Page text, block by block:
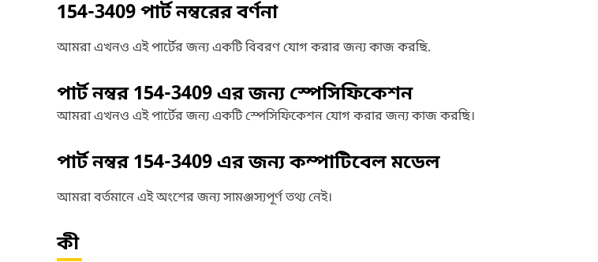
154-3409পার্ট নম্বরের বর্ণনা
আমরা এখনও এই পার্টের জন্য একটি বিবরণ যোগ করার জন্য কাজ করছি.
পার্ট নম্বর154-3409এর জন্য স্পেসিফিকেশন
আমরা এখনও এই পার্টের জন্য একটি স্পেসিফিকেশন যোগ করার জন্য কাজ করছি।
পার্ট নম্বর154-3409এর জন্য কম্পাটিবেল মডেল
আমরা বর্তমানে এই অংশের জন্য সামঞ্জস্যপূর্ণ তথ্য নেই।
কী